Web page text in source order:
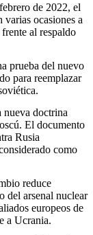
de 2022, el
varias ocasiones a
al respaldo
prueba del nuevo
para reemplazar
nueva doctrina
El documento
Rusia
como
reduce
del arsenal nuclear
europeos de
a Ucrania.